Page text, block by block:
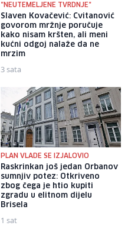
"NEUTEMELJENE TVRDNJE"
Slaven Kovačević: Cvitanović
govorom mržnje poručuje
kako nisam kršten, ali meni
kućni odgoj nalaže da ne
mrzim
3 sata
PLAN VLADE SE IZJALOVIO
Raskrinkan još jedan Orbanov
sumnjiv potez: Otkriveno
zbog čega je htio kupiti
zgradu u elitnom dijelu
Brisela
1 sat